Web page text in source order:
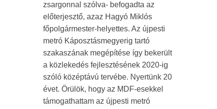
zsargonnal szólva- befogadta az
előterjesztő, azaz Hagyó Miklós
főpolgármester-helyettes. Az újpesti
metró Káposztásmegyerig tartó
szakaszának megépítése így bekerült
a közlekedés fejlesztésének 2020-ig
szóló középtávú tervébe. Nyertünk 20
évet. Örülök, hogy az MDF-esekkel
támogathattam az újpesti metró